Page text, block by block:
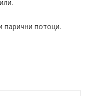
парични потоци.